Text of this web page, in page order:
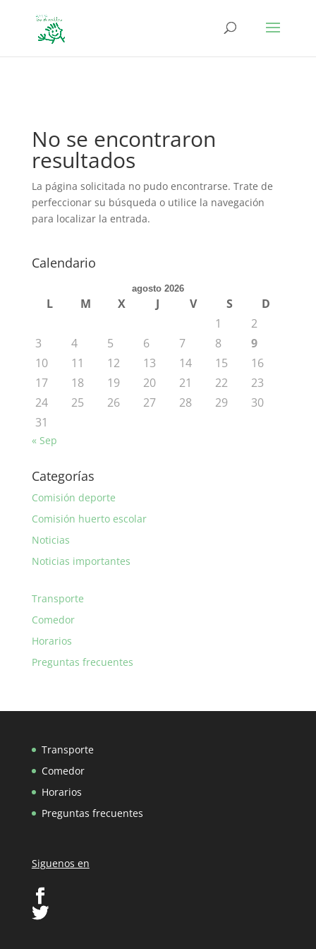
No se encontraron
resultados
La página solicitada no pudo encontrarse. Trate de
perfeccionar su búsqueda o utilice la navegación
para localizar la entrada.
Calendario
agosto 2026
L M X J V S
D
1
2
3
4 5 6 7 8
9
10
11 12 13 14 15
16
17
18 19 20 21 22
23
24
25 26 27 28 29
30
31
« Sep
Categorías
Comisión deporte
Comisión huerto escolar
Noticias
Noticias importantes
Transporte
Comedor
Horarios
Preguntas frecuentes
Transporte
Comedor
Horarios
Preguntas frecuentes
Siguenos en